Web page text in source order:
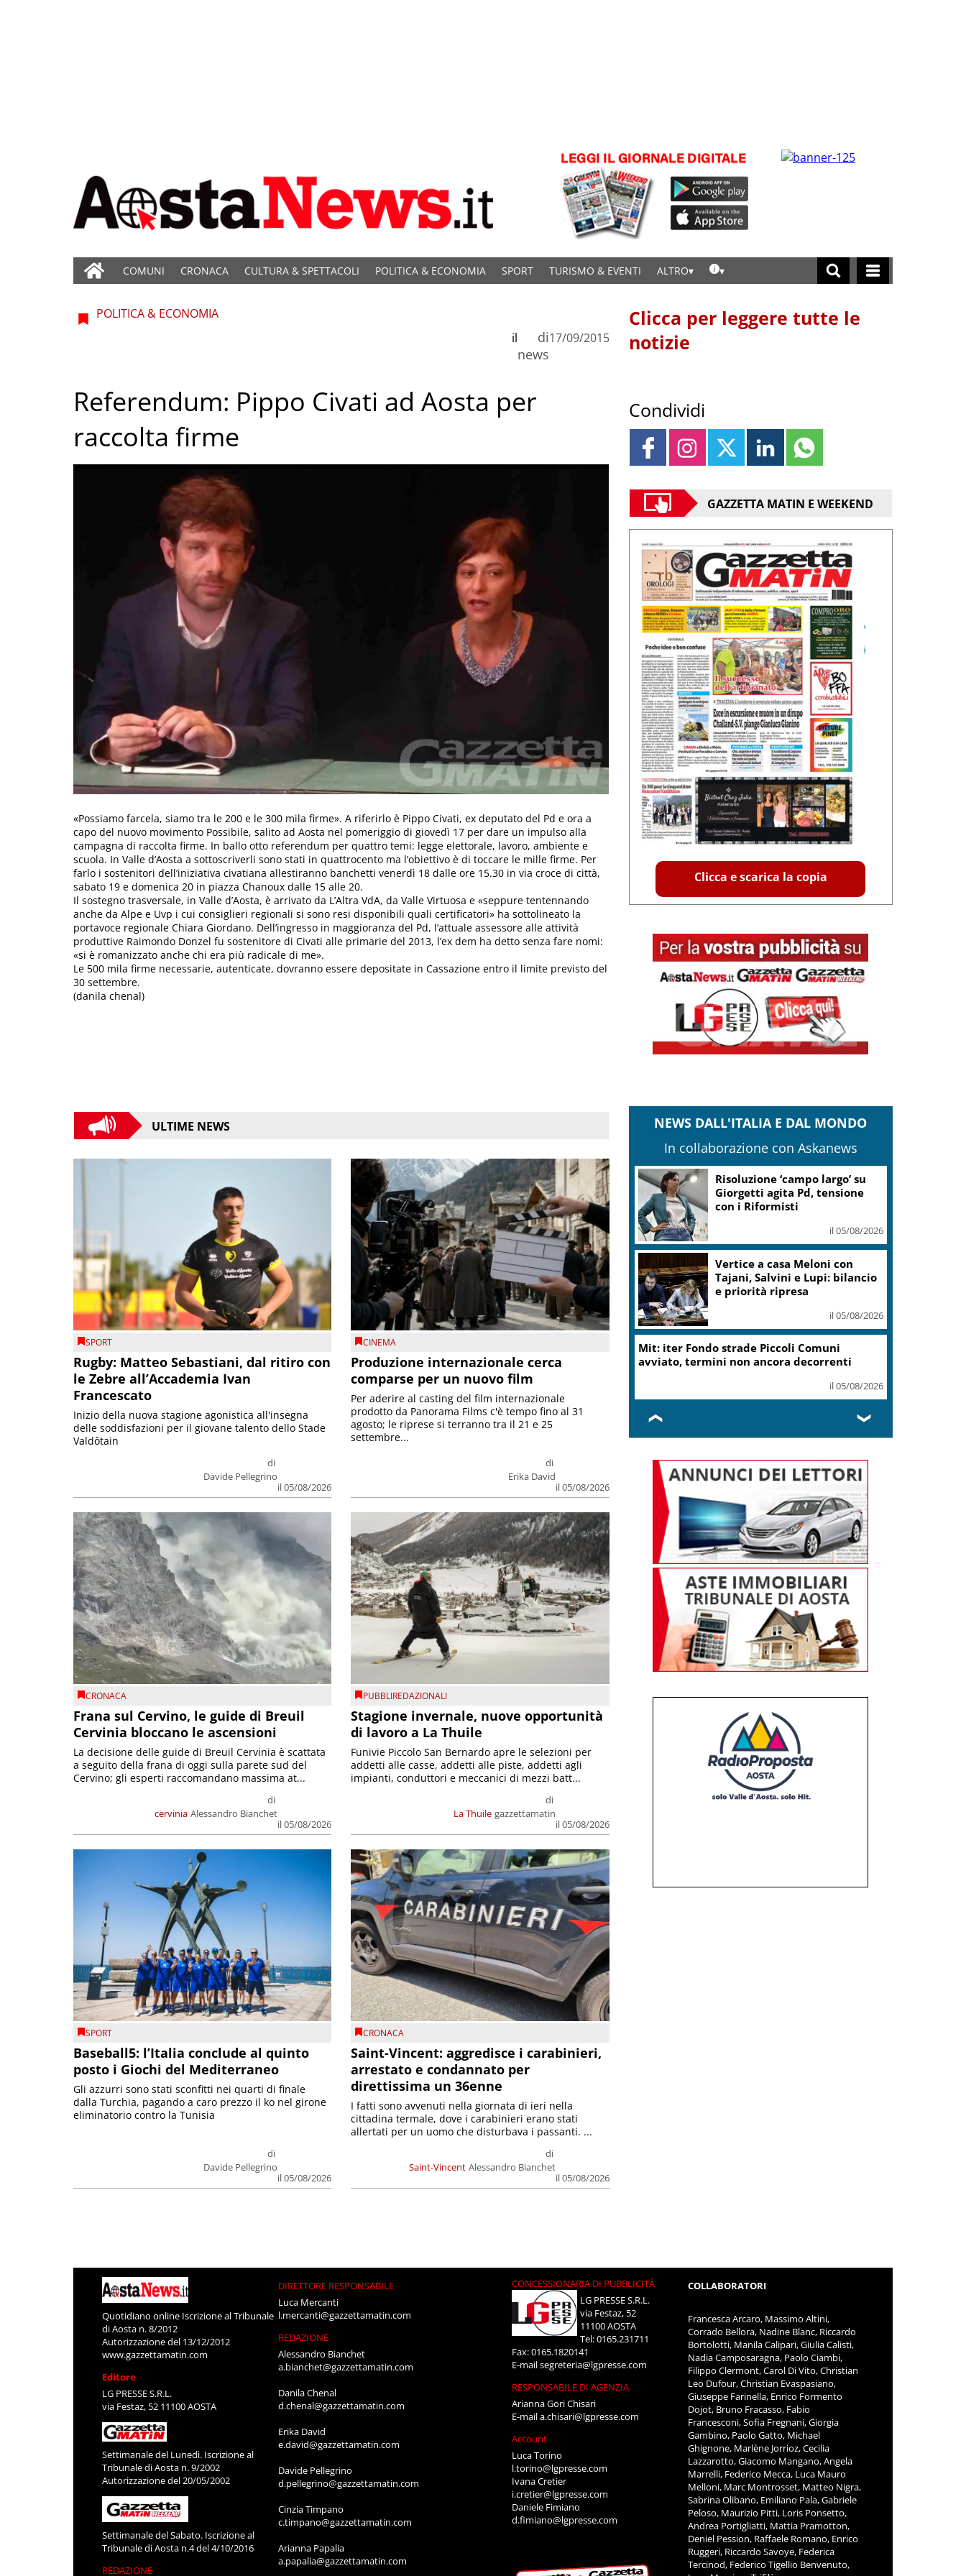
COMUNI CRONACA CULTURA & SPETTACOLI POLITICA & ECONOMIA SPORT TURISMO & EVENTI ALTRO
POLITICA & ECONOMIA
di
news
il 17/09/2015
Referendum: Pippo Civati ad Aosta per
raccolta firme
«Possiamo farcela, siamo tra le 200 e le 300 mila firme». A riferirlo è Pippo Civati, ex deputato del Pd e ora a
capo del nuovo movimento Possibile, salito ad Aosta nel pomeriggio di giovedì 17 per dare un impulso alla
campagna di raccolta firme. In ballo otto referendum per quattro temi: legge elettorale, lavoro, ambiente e
scuola. In Valle d’Aosta a sottoscriverli sono stati in quattrocento ma l’obiettivo è di toccare le mille firme. Per
farlo i sostenitori dell’iniziativa civatiana allestiranno banchetti venerdì 18 dalle ore 15.30 in via croce di città,
sabato 19 e domenica 20 in piazza Chanoux dalle 15 alle 20.
Il sostegno trasversale, in Valle d’Aosta, è arrivato da L’Altra VdA, da Valle Virtuosa e «seppure tentennando
anche da Alpe e Uvp i cui consiglieri regionali si sono resi disponibili quali certificatori» ha sottolineato la
portavoce regionale Chiara Giordano. Dell’ingresso in maggioranza del Pd, l’attuale assessore alle attività
produttive Raimondo Donzel fu sostenitore di Civati alle primarie del 2013, l’ex dem ha detto senza fare nomi:
«si è romanizzato anche chi era più radicale di me».
Le 500 mila firme necessarie, autenticate, dovranno essere depositate in Cassazione entro il limite previsto del
30 settembre.
(danila chenal)
ULTIME NEWS
SPORT
Rugby: Matteo Sebastiani, dal ritiro con
le Zebre all’Accademia Ivan
Francescato
di
Davide Pellegrino
il 05/08/2026
Inizio della nuova stagione agonistica all'insegna
delle soddisfazioni per il giovane talento dello Stade
Valdôtain
CINEMA
Produzione internazionale cerca
comparse per un nuovo film
di
Erika David
il 05/08/2026
Per aderire al casting del film internazionale
prodotto da Panorama Films c'è tempo fino al 31
agosto; le riprese si terranno tra il 21 e 25
settembre...
CRONACA
Frana sul Cervino, le guide di Breuil
Cervinia bloccano le ascensioni
cervinia
di
Alessandro Bianchet
il 05/08/2026
La decisione delle guide di Breuil Cervinia è scattata
a seguito della frana di oggi sulla parete sud del
Cervino; gli esperti raccomandano massima at...
PUBBLIREDAZIONALI
Stagione invernale, nuove opportunità
di lavoro a La Thuile
La Thuile
di
gazzettamatin
il 05/08/2026
Funivie Piccolo San Bernardo apre le selezioni per
addetti alle casse, addetti alle piste, addetti agli
impianti, conduttori e meccanici di mezzi batt...
SPORT
Baseball5: l’Italia conclude al quinto
posto i Giochi del Mediterraneo
di
Davide Pellegrino
il 05/08/2026
Gli azzurri sono stati sconfitti nei quarti di finale
dalla Turchia, pagando a caro prezzo il ko nel girone
eliminatorio contro la Tunisia
CRONACA
Saint-Vincent: aggredisce i carabinieri,
arrestato e condannato per
direttissima un 36enne
Saint-Vincent
di
Alessandro Bianchet
il 05/08/2026
I fatti sono avvenuti nella giornata di ieri nella
cittadina termale, dove i carabinieri erano stati
allertati per un uomo che disturbava i passanti. ...
Clicca per leggere tutte le
notizie
Condividi
GAZZETTA MATIN E WEEKEND
Clicca e scarica la copia
NEWS DALL'ITALIA E DAL MONDO
In collaborazione con Askanews
Risoluzione ‘campo largo’ su
Giorgetti agita Pd, tensione
con i Riformisti
il 05/08/2026
Vertice a casa Meloni con
Tajani, Salvini e Lupi: bilancio
e priorità ripresa
il 05/08/2026
Mit: iter Fondo strade Piccoli Comuni
avviato, termini non ancora decorrenti
il 05/08/2026
❮ ❯
Quotidiano online Iscrizione al Tribunale
di Aosta n. 8/2012
Autorizzazione del 13/12/2012
www.gazzettamatin.com
Editore
LG PRESSE S.R.L.
via Festaz, 52 11100 AOSTA
Settimanale del Lunedì. Iscrizione al
Tribunale di Aosta n. 9/2002
Autorizzazione del 20/05/2002
Settimanale del Sabato. Iscrizione al
Tribunale di Aosta n.4 del 4/10/2016
REDAZIONE
DIRETTORE RESPONSABILE
Luca Mercanti
l.mercanti@gazzettamatin.com
REDAZIONE
Alessandro Bianchet
a.bianchet@gazzettamatin.com
Danila Chenal
d.chenal@gazzettamatin.com
Erika David
e.david@gazzettamatin.com
Davide Pellegrino
d.pellegrino@gazzettamatin.com
Cinzia Timpano
c.timpano@gazzettamatin.com
Arianna Papalia
a.papalia@gazzettamatin.com
CONCESSIONARIA DI PUBBLICITÀ
LG PRESSE S.R.L.
via Festaz, 52
11100 AOSTA
Tel: 0165.231711
Fax: 0165.1820141
E-mailsegreteria@lgpresse.com
RESPONSABILE DI AGENZIA
Arianna Gori Chisari
E-maila.chisari@lgpresse.com
Account
Luca Torino
l.torino@lgpresse.com
Ivana Cretier
i.cretier@lgpresse.com
Daniele Fimiano
d.fimiano@lgpresse.com
COLLABORATORI
Francesca Arcaro, Massimo Altini,
Corrado Bellora, Nadine Blanc, Riccardo
Bortolotti, Manila Calipari, Giulia Calisti,
Nadia Camposaragna, Paolo Ciambi,
Filippo Clermont, Carol Di Vito, Christian
Leo Dufour, Christian Evaspasiano,
Giuseppe Farinella, Enrico Formento
Dojot, Bruno Fracasso, Fabio
Francesconi, Sofia Fregnani, Giorgia
Gambino, Paolo Gatto, Michael
Ghignone, Marlène Jorrioz, Cecilia
Lazzarotto, Giacomo Mangano, Angela
Marrelli, Federico Mecca, Luca Mauro
Melloni, Marc Montrosset, Matteo Nigra,
Sabrina Olibano, Emiliano Pala, Gabriele
Peloso, Maurizio Pitti, Loris Ponsetto,
Andrea Portigliatti, Mattia Pramotton,
Deniel Pession, Raffaele Romano, Enrico
Ruggeri, Riccardo Savoye, Federica
Tercinod, Federico Tigellio Benvenuto,